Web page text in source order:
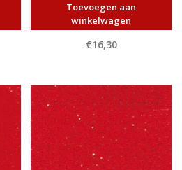
Toevoegen aan
winkelwagen
€16,30